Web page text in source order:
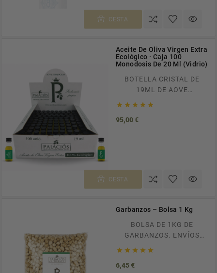
CESTA
Aceite De Oliva Virgen Extra
Ecológico · Caja 100
Monodosis De 20 Ml (Vidrio)
BOTELLA CRISTAL DE
19ML DE AOVE
ESPAÑA EN PEDIDOS
    
95,00 €Precio
CESTA
Garbanzos – Bolsa 1 Kg
BOLSA DE 1KG DE
GARBANZOS. ENVÍOS
SUPERIORES A 100€.
    
6,45 €Precio